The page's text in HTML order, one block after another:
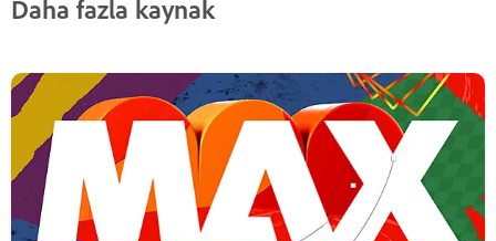
Daha fazla kaynak